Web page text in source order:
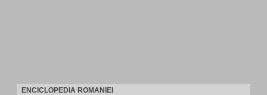
ENCICLOPEDIA ROMANIEI